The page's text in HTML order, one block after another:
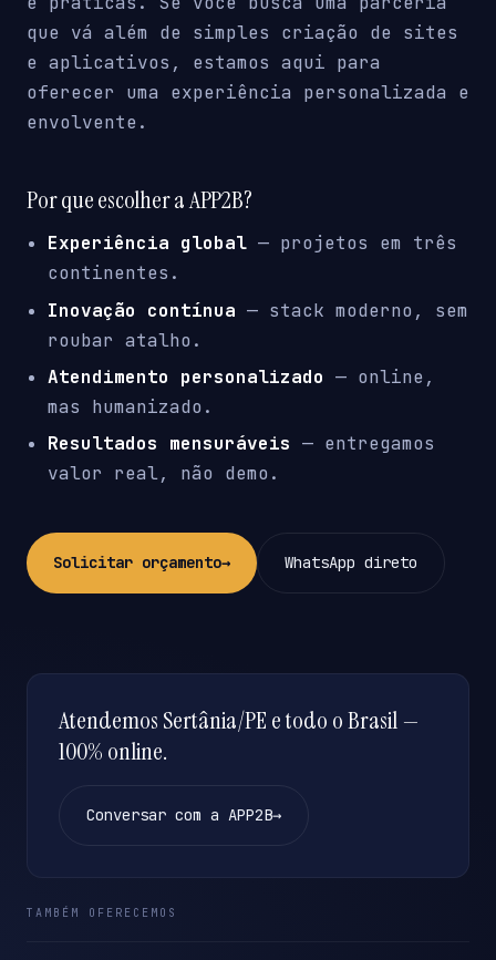
que vá além de simples criação de sites
e aplicativos, estamos aqui para
oferecer uma experiência personalizada e
envolvente.
Por que escolher a APP2B?
Experiência global — projetos em três
continentes.
Inovação contínua — stack moderno, sem
roubar atalho.
Atendimento personalizado — online,
mas humanizado.
Resultados mensuráveis — entregamos
valor real, não demo.
Solicitar orçamento→ WhatsApp direto
Atendemos Sertânia/PE e todo o Brasil —
100% online.
Conversar com a APP2B→
TAMBÉM OFERECEMOS